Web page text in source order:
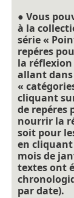
● Vous
à la
série «
repéres
la
allant dans
«
cliquant
de repéres
nourrir la
soit pour
en
mois de
textes ont
par date).